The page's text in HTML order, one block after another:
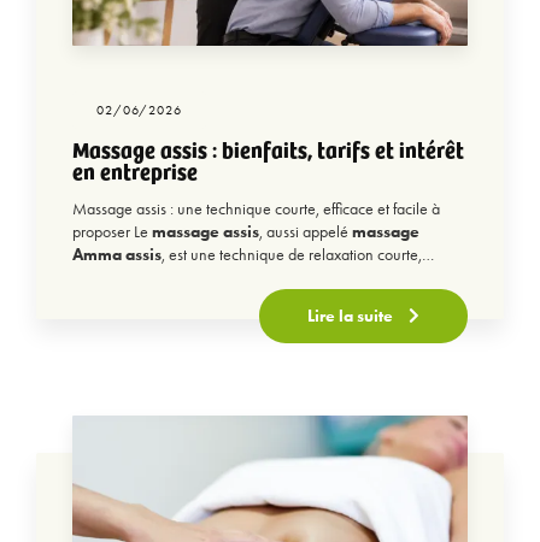
Désinscription à tout moment.
Recevoir mes ressources
02/06/2026
Massage assis : bienfaits, tarifs et intérêt
en entreprise
Massage assis : une technique courte, efficace et facile à
proposer Le massage assis, aussi appelé massage
Amma assis, est une technique de relaxation courte,…
Lire la suite